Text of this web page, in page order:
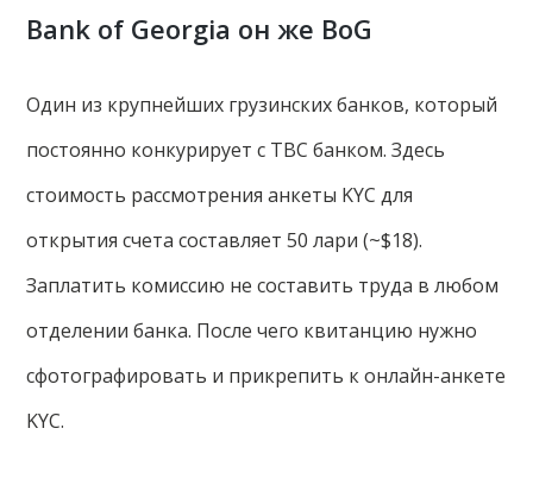
Bank of Georgia он же BoG
Один из крупнейших грузинских банков, который
постоянно конкурирует с TBC банком. Здесь
стоимость рассмотрения анкеты KYC для
открытия счета составляет 50 лари (~$18).
Заплатить комиссию не составить труда в любом
отделении банка. После чего квитанцию нужно
сфотографировать и прикрепить к онлайн-анкете
KYC.